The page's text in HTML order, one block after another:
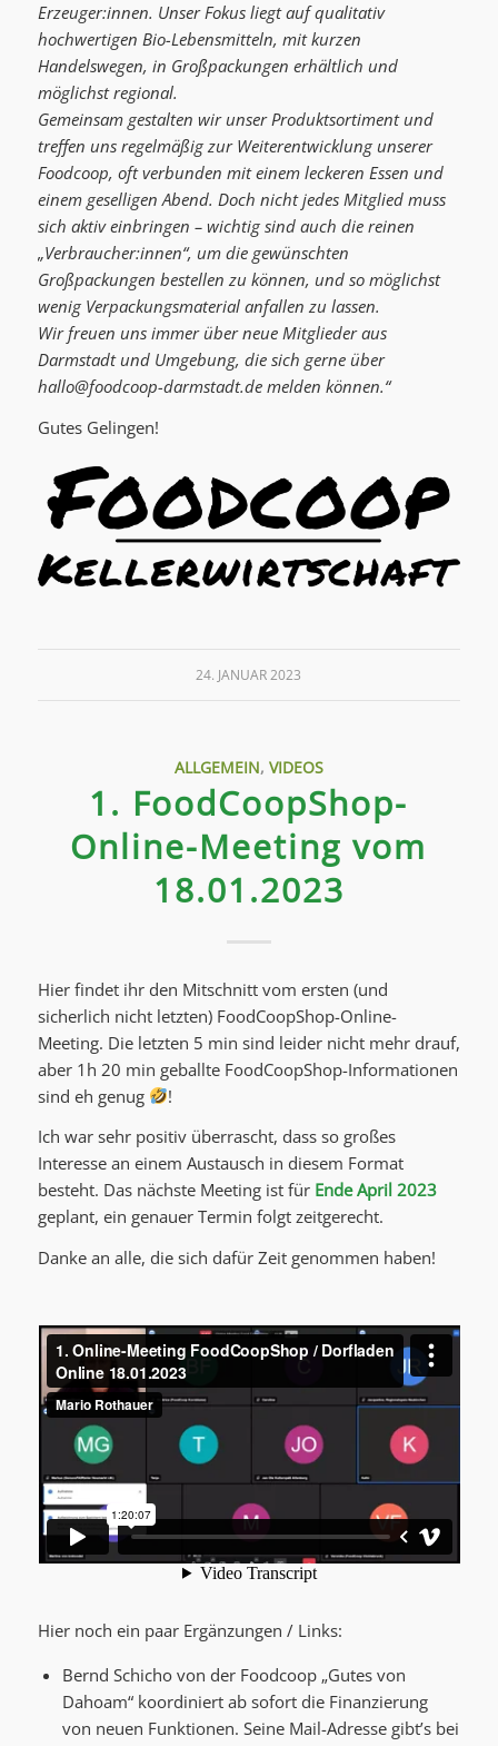
Erzeuger:innen. Unser Fokus liegt auf qualitativ
hochwertigen Bio-Lebensmitteln, mit kurzen
Handelswegen, in Großpackungen erhältlich und
möglichst regional.
Gemeinsam gestalten wir unser Produktsortiment und
treffen uns regelmäßig zur Weiterentwicklung unserer
Foodcoop, oft verbunden mit einem leckeren Essen und
einem geselligen Abend. Doch nicht jedes Mitglied muss
sich aktiv einbringen – wichtig sind auch die reinen
„Verbraucher:innen“, um die gewünschten
Großpackungen bestellen zu können, und so möglichst
wenig Verpackungsmaterial anfallen zu lassen.
Wir freuen uns immer über neue Mitglieder aus
Darmstadt und Umgebung, die sich gerne über
hallo@foodcoop-darmstadt.demelden können.“
Gutes Gelingen!
24. JANUAR 2023
ALLGEMEIN, VIDEOS
1. FoodCoopShop-
Online-Meeting vom
18.01.2023
Hier findet ihr den Mitschnitt vom ersten (und
sicherlich nicht letzten) FoodCoopShop-Online-
Meeting. Die letzten 5 min sind leider nicht mehr drauf,
aber 1h 20 min geballte FoodCoopShop-Informationen
sind eh genug
!
Ich war sehr positiv überrascht, dass so großes
Interesse an einem Austausch in diesem Format
besteht. Das nächste Meeting ist für Ende April 2023
geplant, ein genauer Termin folgt zeitgerecht.
Danke an alle, die sich dafür Zeit genommen haben!
Hier noch ein paar Ergänzungen / Links:
Bernd Schicho von der Foodcoop „Gutes von
Dahoam“ koordiniert ab sofort die Finanzierung
von neuen Funktionen. Seine Mail-Adresse gibt’s bei